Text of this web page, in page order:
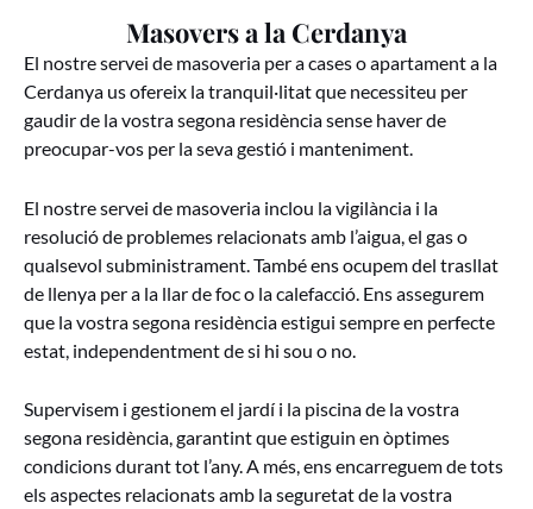
Masovers a la Cerdanya
El nostre servei de masoveria per a cases o apartament a la
Cerdanya us ofereix la tranquil·litat que necessiteu per
gaudir de la vostra segona residència sense haver de
preocupar-vos per la seva gestió i manteniment.
El nostre servei de masoveria inclou la vigilància i la
resolució de problemes relacionats amb l’aigua, el gas o
qualsevol subministrament. També ens ocupem del trasllat
de llenya per a la llar de foc o la calefacció. Ens assegurem
que la vostra segona residència estigui sempre en perfecte
estat, independentment de si hi sou o no.
Supervisem i gestionem el jardí i la piscina de la vostra
segona residència, garantint que estiguin en òptimes
condicions durant tot l’any. A més, ens encarreguem de tots
els aspectes relacionats amb la seguretat de la vostra